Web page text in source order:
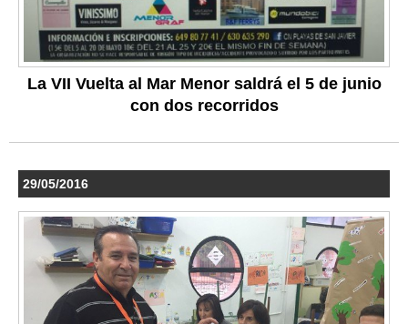
La VII Vuelta al Mar Menor saldrá el 5 de junio
con dos recorridos
29/05/2016